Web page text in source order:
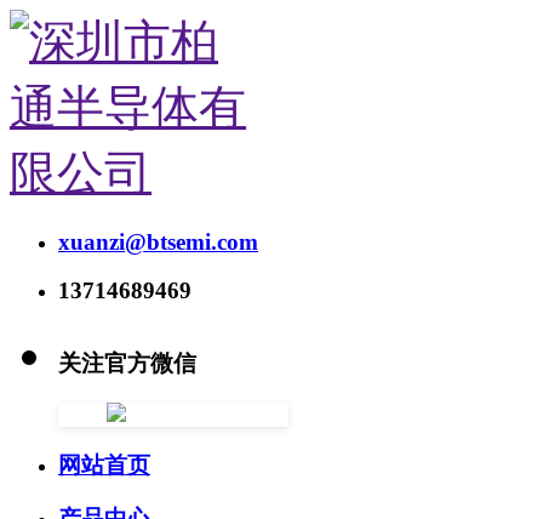
xuanzi@btsemi.com
13714689469
关注官方微信
网站首页